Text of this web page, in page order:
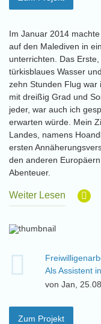
Im Januar 2014
auf den Malediven in
unterrichten. Das
türkisblaues Wasser
zehn Stunden Flug war
mit dreißig Grad und
jeder, war auch ich
erwarten würde. Mein
Landes, namens
ersten
den anderen
Abenteuer.
Weiter Lesen
Als Assistent
von Jan,
Zum Projekt